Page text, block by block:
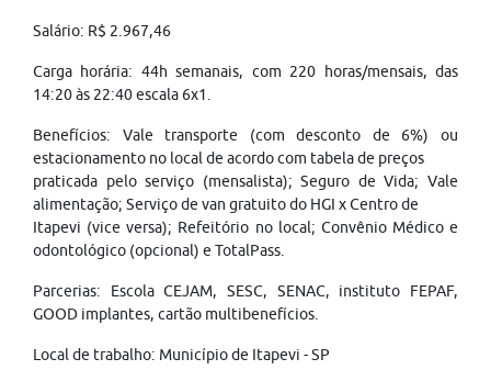
Salário: R$ 2.967,46
Carga horária: 44h semanais, com 220 horas/mensais, das
14:20 às 22:40 escala 6x1.
Benefícios: Vale transporte (com desconto de 6%) ou
estacionamento no local de acordo com tabela de preços
praticada pelo serviço (mensalista); Seguro de Vida; Vale
alimentação; Serviço de van gratuito do HGI x Centro de
Itapevi (vice versa); Refeitório no local; Convênio Médico e
odontológico (opcional) e TotalPass.
Parcerias: Escola CEJAM, SESC, SENAC, instituto FEPAF,
GOOD implantes, cartão multibenefícios.
Local de trabalho: Município de Itapevi - SP